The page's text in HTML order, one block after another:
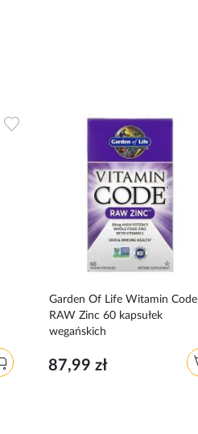
Dodaj
Garden Of Life Witamin Code
RAW Zinc 60 kapsułek
wegańskich
87,99 zł